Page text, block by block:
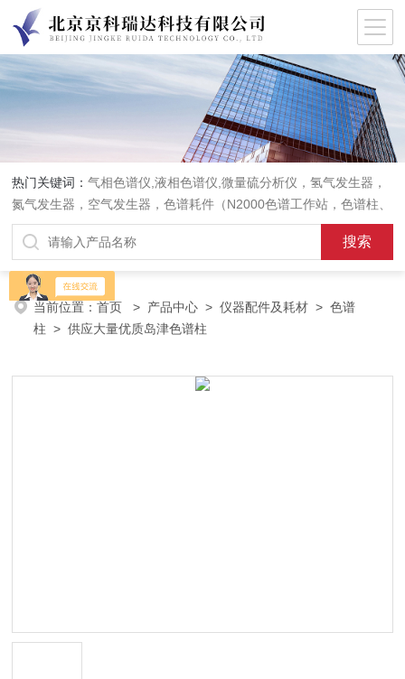
热门关键词：气相色谱仪,液相色谱仪,微量硫分析仪，氢气发生器，
氮气发生器，空气发生器，色谱耗件（N2000色谱工作站，色谱柱、
阀件、进样器、色谱担体），顶空进样器，热解析仪，紫外分光光度
计，原子吸收分光光度计，傅立叶红外光谱仪，分析天平等常规实验
室产品。
当前位置：首页 > 产品中心 >仪器配件及耗材 >色谱
柱 > 供应大量优质岛津色谱柱